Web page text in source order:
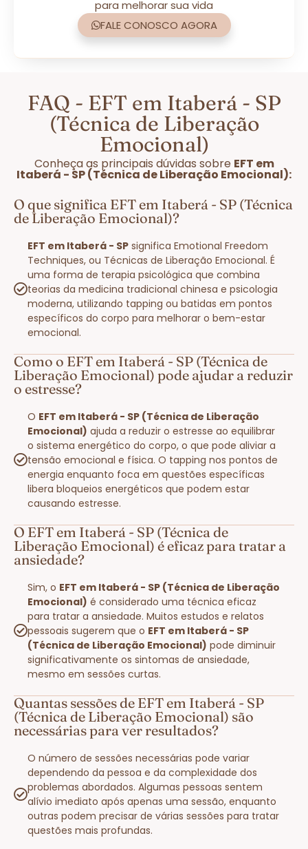
para melhorar sua vida
FALE CONOSCO AGORA
FAQ - EFT em Itaberá - SP
(Técnica de Liberação
Emocional)
Conheça as principais dúvidas sobre EFT em
Itaberá - SP (Técnica de Liberação Emocional):
O que significa EFT em Itaberá - SP (Técnica
de Liberação Emocional)?
EFT em Itaberá - SP significa Emotional Freedom
Techniques, ou Técnicas de Liberação Emocional. É
uma forma de terapia psicológica que combina
teorias da medicina tradicional chinesa e psicologia
moderna, utilizando tapping ou batidas em pontos
específicos do corpo para melhorar o bem-estar
emocional.
Como o EFT em Itaberá - SP (Técnica de
Liberação Emocional) pode ajudar a reduzir
o estresse?
O EFT em Itaberá - SP (Técnica de Liberação
Emocional) ajuda a reduzir o estresse ao equilibrar
o sistema energético do corpo, o que pode aliviar a
tensão emocional e física. O tapping nos pontos de
energia enquanto foca em questões específicas
libera bloqueios energéticos que podem estar
causando estresse.
O EFT em Itaberá - SP (Técnica de
Liberação Emocional) é eficaz para tratar a
ansiedade?
Sim, o EFT em Itaberá - SP (Técnica de Liberação
Emocional) é considerado uma técnica eficaz
para tratar a ansiedade. Muitos estudos e relatos
pessoais sugerem que o EFT em Itaberá - SP
(Técnica de Liberação Emocional) pode diminuir
significativamente os sintomas de ansiedade,
mesmo em sessões curtas.
Quantas sessões de EFT em Itaberá - SP
(Técnica de Liberação Emocional) são
necessárias para ver resultados?
O número de sessões necessárias pode variar
dependendo da pessoa e da complexidade dos
problemas abordados. Algumas pessoas sentem
alívio imediato após apenas uma sessão, enquanto
outras podem precisar de várias sessões para tratar
questões mais profundas.